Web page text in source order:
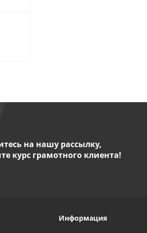
на нашу рассылку,
курс грамотного клиента!
Информация